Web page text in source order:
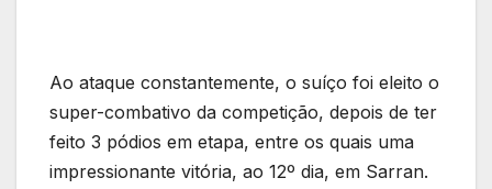
Ao ataque constantemente, o suíço foi eleito o
super-combativo da competição, depois de ter
feito 3 pódios em etapa, entre os quais uma
impressionante vitória, ao 12º dia, em Sarran.